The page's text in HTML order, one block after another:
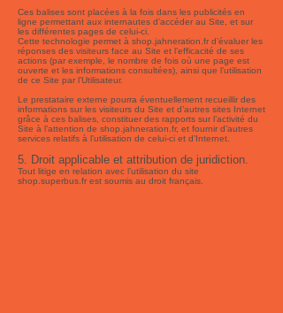
Ces balises sont placées à la fois dans les publicités en
ligne permettant aux internautes d’accéder au Site, et sur
les différentes pages de celui-ci.
Cette technologie permet à shop.jahneration.fr d’évaluer les
réponses des visiteurs face au Site et l’efficacité de ses
actions (par exemple, le nombre de fois où une page est
ouverte et les informations consultées), ainsi que l’utilisation
de ce Site par l’Utilisateur.
Le prestataire externe pourra éventuellement recueillir des
informations sur les visiteurs du Site et d’autres sites Internet
grâce à ces balises, constituer des rapports sur l’activité du
Site à l’attention de shop.jahneration.fr, et fournir d’autres
services relatifs à l’utilisation de celui-ci et d’Internet.
5. Droit applicable et attribution de juridiction.
Tout litige en relation avec l’utilisation du site
shop.superbus.fr est soumis au droit français.